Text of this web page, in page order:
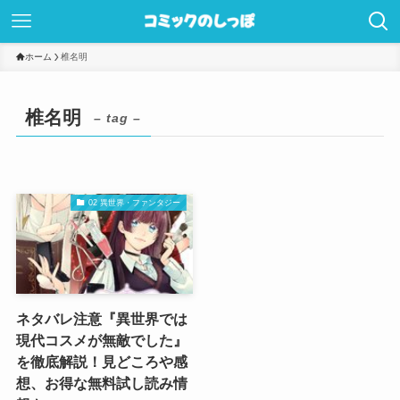
ホーム 椎名明
椎名明 – tag –
02 異世界・ファンタジー
ネタバレ注意『異世界では
現代コスメが無敵でした』
を徹底解説！見どころや感
想、お得な無料試し読み情